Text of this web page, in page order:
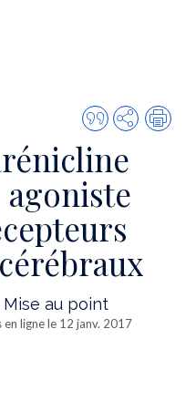
Citer
cette
publication
Partager
Mise au point
en ligne le 12 janv. 2017